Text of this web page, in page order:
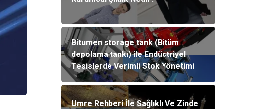
Bitumen storage tank (Bitüm
depolama tankı) ile Endüstriyel
Tesislerde Verimli Stok Yönetimi
Umre Rehberi İle Sağlıklı Ve Zinde